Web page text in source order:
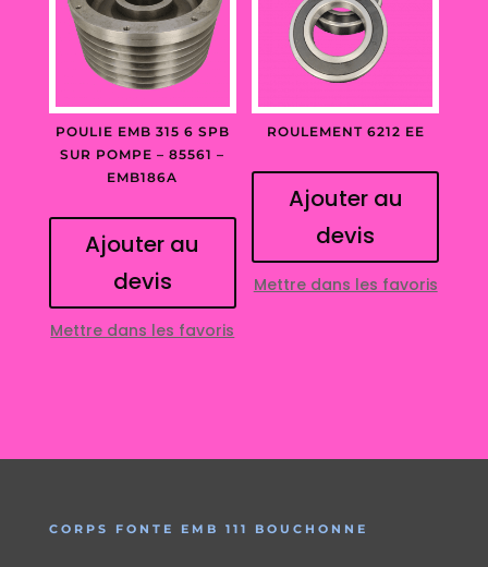
POULIE EMB 315 6 SPB
SUR POMPE – 85561 –
EMB186A
Ajouter au
devis
Mettre dans les favoris
ROULEMENT 6212 EE
Ajouter au
devis
Mettre dans les favoris
CORPS FONTE EMB 111 BOUCHONNE